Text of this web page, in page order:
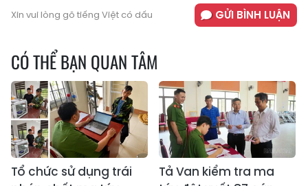
Xin vui lòng gõ tiếng Việt có dấu GỬI BÌNH LUẬN
CÓ THỂ BẠN QUAN TÂM
Tổ chức sử dụng trái
Tả Van kiểm tra ma